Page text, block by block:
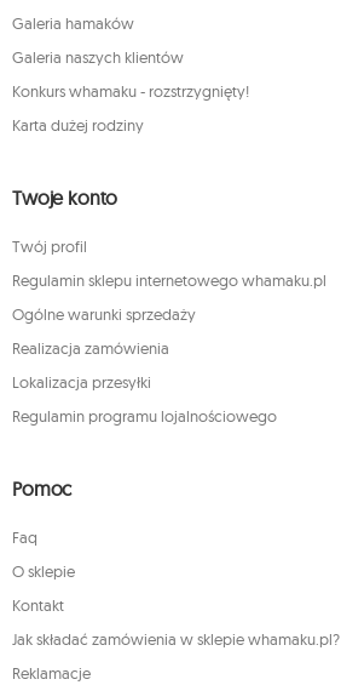
Galeria hamaków
Galeria naszych klientów
Konkurs whamaku - rozstrzygnięty!
Karta dużej rodziny
Twoje konto
Twój profil
Regulamin sklepu internetowego whamaku.pl
Ogólne warunki sprzedaży
Realizacja zamówienia
Lokalizacja przesyłki
Regulamin programu lojalnościowego
Pomoc
Faq
O sklepie
Kontakt
Jak składać zamówienia w sklepie whamaku.pl?
Reklamacje